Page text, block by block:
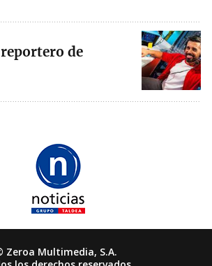
de
Zeroa Multimedia, S.A.